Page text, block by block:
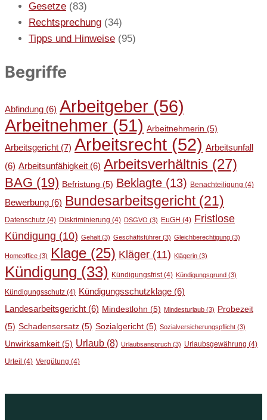
Gesetze (83)
Rechtsprechung (34)
Tipps und Hinweise (95)
Begriffe
Abfindung (6) Arbeitgeber (56)
Arbeitnehmer (51) Arbeitnehmerin (5)
Arbeitsgericht (7) Arbeitsrecht (52) Arbeitsunfall
(6) Arbeitsunfähigkeit (6) Arbeitsverhältnis (27)
BAG (19) Befristung (5) Beklagte (13) Benachteiligung (4)
Bewerbung (6) Bundesarbeitsgericht(21)
Datenschutz (4) Diskriminierung (4) DSGVO (3) EuGH (4) Fristlose
Kündigung (10) Gehalt (3) Geschäftsführer (3) Gleichberechtigung (3)
Homeoffice (3) Klage (25) Kläger (11) Klägerin (3)
Kündigung (33) Kündigungsfrist(4) Kündigungsgrund (3)
Kündigungsschutz (4) Kündigungsschutzklage (6)
Landesarbeitsgericht (6) Mindestlohn (5) Mindesturlaub (3)
Probezeit
(5) Schadensersatz (5) Sozialgericht (5) Sozialversicherungspflicht (3)
Unwirksamkeit (5) Urlaub (8) Urlaubsanspruch (3) Urlaubsgewährung (4)
Urteil (4) Vergütung (4)